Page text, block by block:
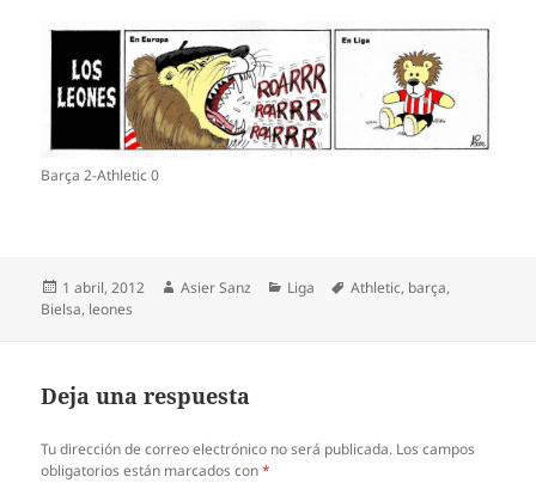
Barça 2-Athletic 0
Publicado
el
1 abril, 2012 Autor
Asier Sanz Categorías
Liga Etiquetas
Athletic, barça,
Bielsa, leones
Deja una respuesta
Tu dirección de correo electrónico no será publicada. Los campos
obligatorios están marcados con*